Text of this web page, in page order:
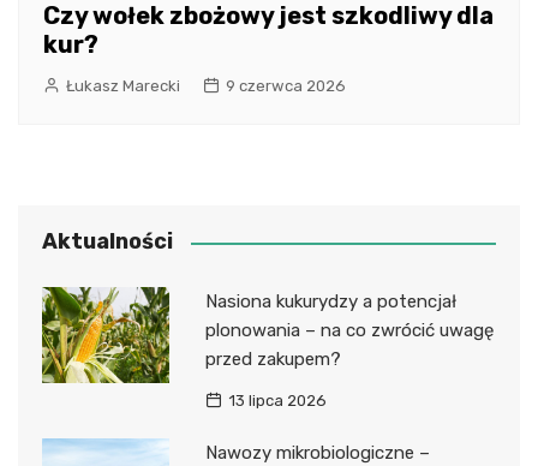
Czy wołek zbożowy jest szkodliwy dla
kur?
Łukasz Marecki 9 czerwca 2026
Aktualności
Nasiona kukurydzy a potencjał
plonowania – na co zwrócić uwagę
przed zakupem?
13 lipca 2026
Nawozy mikrobiologiczne –